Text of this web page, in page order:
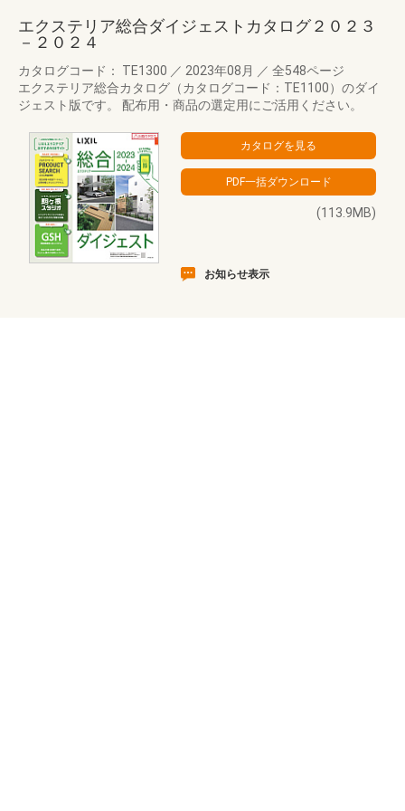
エクステリア総合ダイジェストカタログ２０２３
－２０２４
カタログコード： TE1300 ／ 2023年08月 ／ 全548ページ
エクステリア総合カタログ（カタログコード：TE1100）のダイ
ジェスト版です。 配布用・商品の選定用にご活用ください。
(113.9MB)
お知らせ表示